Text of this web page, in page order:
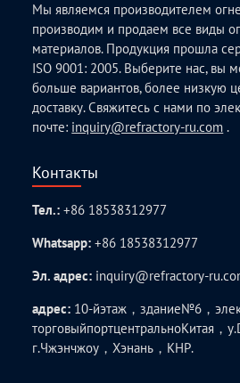
Мы являемся производителем
производим и продаем все виды
материалов. Продукция прошла
ISO 9001: 2005. Выберите нас, вы
больше вариантов, более низкую
доставку. Свяжитесь с нами по
почте: inquiry@refractory-ru.com .
Контакты
Тел.:+86 18538312977
Whatsapp:+86 18538312977
Эл. адрес: inquiry@refractory-
адрес: 10-йэтаж，здание№6，
торговыйпортцентральноКитая，
г.Чжэнчжоу，Хэнань，КНР.